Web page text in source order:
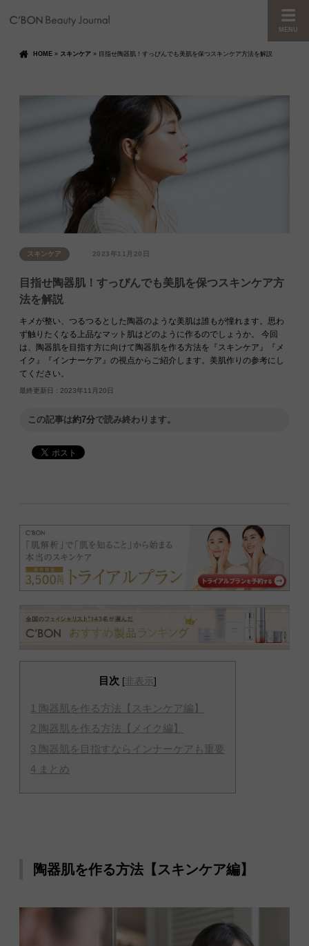
MENU
HOME » スキンケア » 目指せ陶器肌！すっぴんでも美肌を保つスキンケア方法を解説
スキンケア 2023年11月20日
目指せ陶器肌！すっぴんでも美肌を保つスキンケア方
法を解説
キメが整い、つるつるとした陶器のような美肌は誰もが憧れます。思わ
ず触りたくなる上品なマット肌はどのように作るのでしょうか。 今回
は、陶器肌を目指す方に向けて陶器肌を作る方法を『スキンケア』『メ
イク』『インナーケア』の視点からご紹介します。美肌作りの参考にし
てください。
最終更新日 : 2023年11月20日
この記事は約7分で読み終わります。
目次 [非表示]
1 陶器肌を作る方法【スキンケア編】
2 陶器肌を作る方法【メイク編】
3 陶器肌を目指すならインナーケアも重要
4 まとめ
陶器肌を作る方法【スキンケア編】